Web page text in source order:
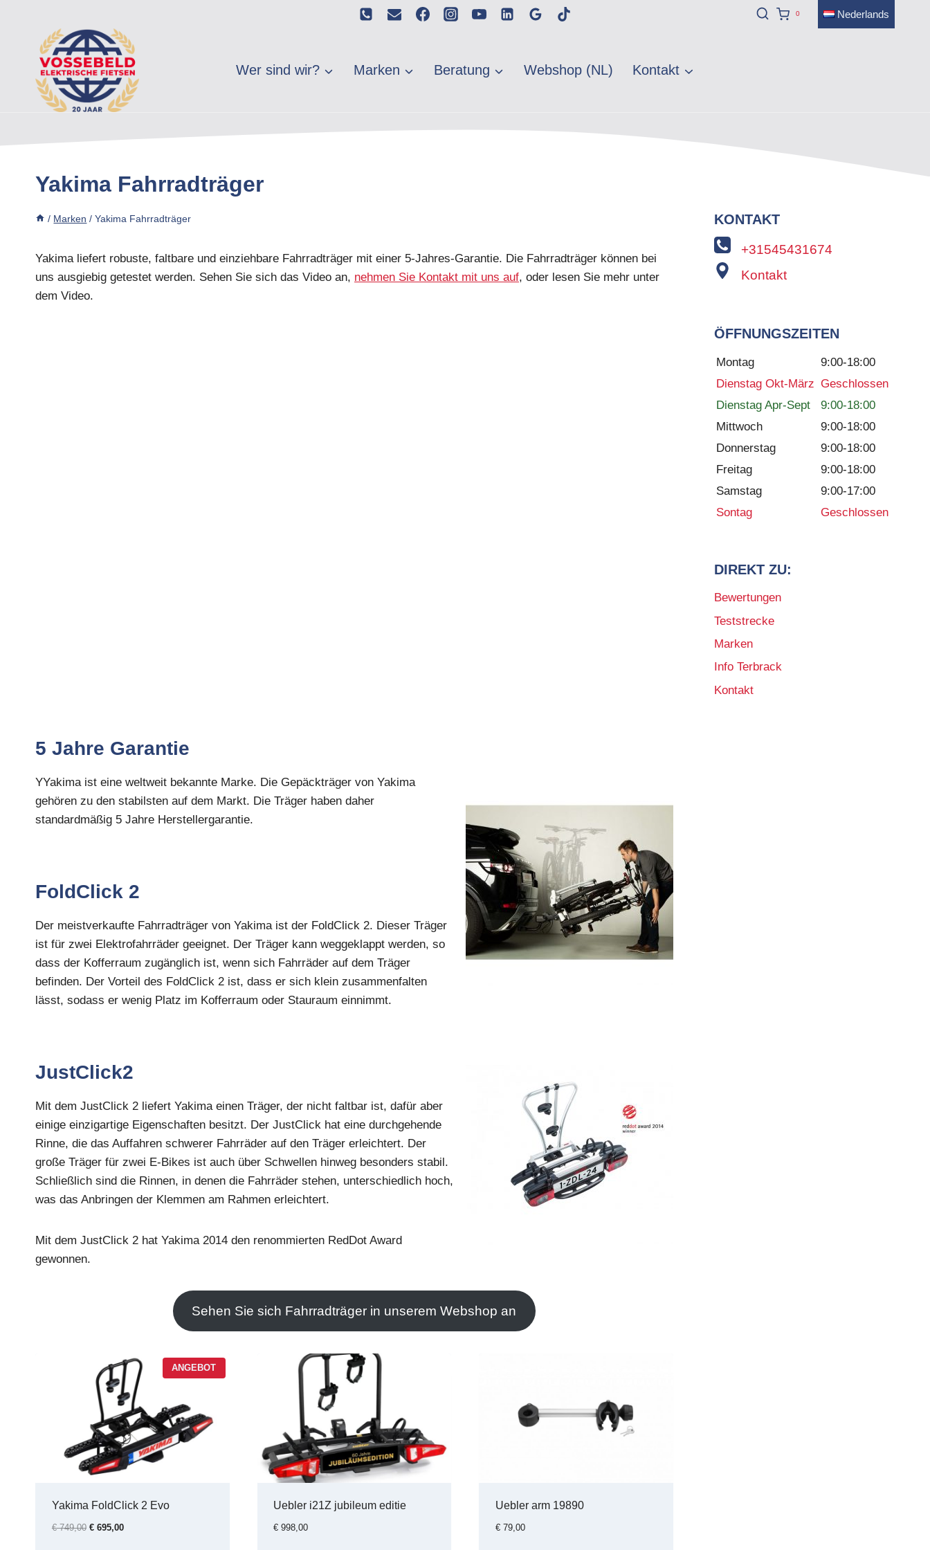
springen
0 Nederlands
Wer sind wir? Marken Beratung Webshop (NL) Kontakt
Yakima Fahrradträger
/ Marken / Yakima Fahrradträger
Yakima liefert robuste, faltbare und einziehbare Fahrradträger mit einer 5-Jahres-Garantie. Die Fahrradträger können bei
uns ausgiebig getestet werden. Sehen Sie sich das Video an, nehmen Sie Kontakt mit uns auf, oder lesen Sie mehr unter
dem Video.
5 Jahre Garantie
YYakima ist eine weltweit bekannte Marke. Die Gepäckträger von Yakima
gehören zu den stabilsten auf dem Markt. Die Träger haben daher
standardmäßig 5 Jahre Herstellergarantie.
FoldClick 2
Der meistverkaufte Fahrradträger von Yakima ist der FoldClick 2. Dieser Träger
ist für zwei Elektrofahrräder geeignet. Der Träger kann weggeklappt werden, so
dass der Kofferraum zugänglich ist, wenn sich Fahrräder auf dem Träger
befinden. Der Vorteil des FoldClick 2 ist, dass er sich klein zusammenfalten
lässt, sodass er wenig Platz im Kofferraum oder Stauraum einnimmt.
JustClick2
Mit dem JustClick 2 liefert Yakima einen Träger, der nicht faltbar ist, dafür aber
einige einzigartige Eigenschaften besitzt. Der JustClick hat eine durchgehende
Rinne, die das Auffahren schwerer Fahrräder auf den Träger erleichtert. Der
große Träger für zwei E-Bikes ist auch über Schwellen hinweg besonders stabil.
Schließlich sind die Rinnen, in denen die Fahrräder stehen, unterschiedlich hoch,
was das Anbringen der Klemmen am Rahmen erleichtert.
Mit dem JustClick 2 hat Yakima 2014 den renommierten RedDot Award
gewonnen.
Sehen Sie sich Fahrradträger in unserem Webshop an
ANGEBOTP
R
Yakima FoldClick 2 Evo
€749,00 U
€695,00A
Uebler i21Z jubileum editie
€ 998,00
Uebler arm 19890
€79,00
KONTAKT
+31545431674
Kontakt
ÖFFNUNGSZEITEN
Montag
9:00-18:00
Dienstag Okt-März Geschlossen
Dienstag Apr-Sept
9:00-18:00
Mittwoch
9:00-18:00
Donnerstag
9:00-18:00
Freitag
9:00-18:00
Samstag
9:00-17:00
Sontag
Geschlossen
DIREKT ZU:
Bewertungen
Teststrecke
Marken
Info Terbrack
Kontakt